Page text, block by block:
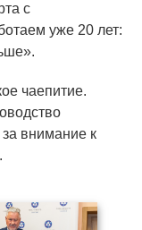
с
уже 20 лет:
чаепитие.
внимание к